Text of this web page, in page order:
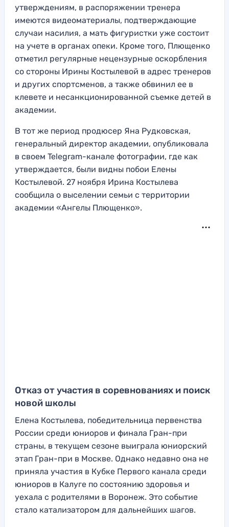
утверждениям, в распоряжении тренера
имеются видеоматериалы, подтверждающие
случаи насилия, а мать фигуристки уже состоит
на учете в органах опеки. Кроме того, Плющенко
отметил регулярные нецензурные оскорбления
со стороны Ирины Костылевой в адрес тренеров
и других спортсменов, а также обвинил ее в
клевете и несанкционированной съемке детей в
академии.
В тот же период продюсер Яна Рудковская,
генеральный директор академии, опубликовала
в своем Telegram-канале фотографии, где как
утверждается, были видны побои Елены
Костылевой. 27 ноября Ирина Костылева
сообщила о выселении семьи с территории
академии «Ангелы Плющенко».
Отказ от участия в соревнованиях и поиск
новой школы
Елена Костылева, победительница первенства
России среди юниоров и финала Гран-при
страны, в текущем сезоне выиграла юниорский
этап Гран-при в Москве. Однако недавно она не
приняла участия в Кубке Первого канала среди
юниоров в Калуге по состоянию здоровья и
уехала с родителями в Воронеж. Это событие
стало катализатором для дальнейших шагов.